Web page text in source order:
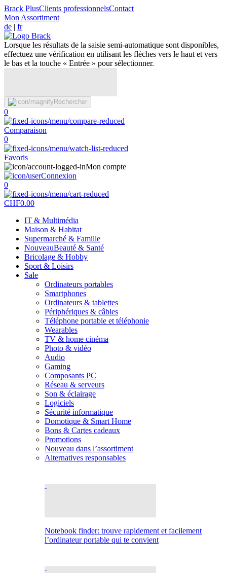
Brack PlusClients professionnelsContact
Mon Assortiment
de | fr
Lorsque les résultats de la saisie semi-automatique sont disponibles,
effectuez une vérification en utilisant les flèches vers le haut et vers
le bas et la touche « Entrée » pour sélectionner.
Rechercher
0
Comparaison
0
Favoris
Mon compte
Connexion
0
CHF0.00
IT & Multimédia
Maison & Habitat
Supermarché & Famille
NouveauBeauté & Santé
Bricolage & Hobby
Sport & Loisirs
Sale
Ordinateurs portables
Smartphones
Ordinateurs & tablettes
Périphériques & câbles
Téléphone portable et téléphonie
Wearables
TV & home cinéma
Photo & vidéo
Audio
Gaming
Composants PC
Réseau & serveurs
Son & éclairage
Logiciels
Sécurité informatique
Domotique & Smart Home
Bons & Cartes cadeaux
Promotions
Nouveau dans l’assortiment
Alternatives responsables
Notebook finder: trouve rapidement et facilement
l’ordinateur portable qui te convient